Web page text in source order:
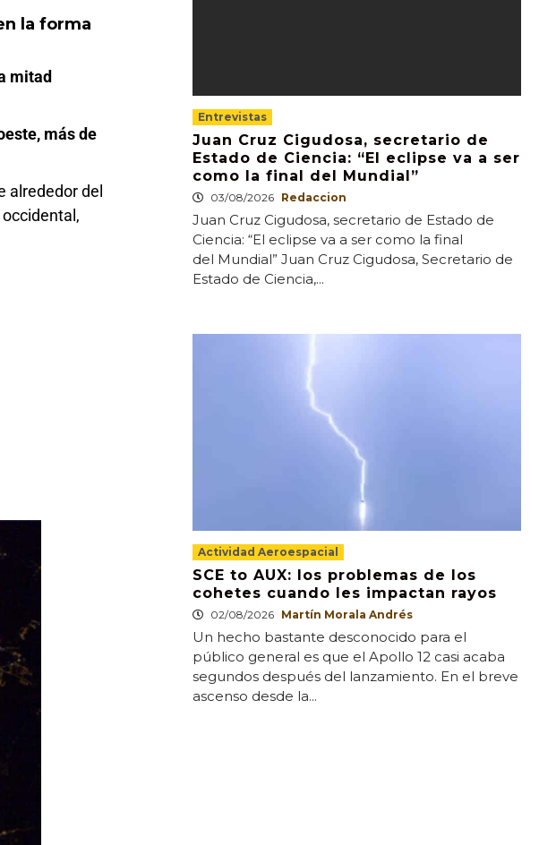
la forma
mitad
más de
alrededor del
Entrevistas
Juan Cruz Cigudosa, secretario de
Estado de Ciencia: “El eclipse va a ser
como la final del Mundial”
03/08/2026 Redaccion
Juan Cruz Cigudosa, secretario de Estado de
Ciencia: “El eclipse va a ser como la final
del Mundial” Juan Cruz Cigudosa, Secretario de
Estado de Ciencia,...
Actividad Aeroespacial
SCE to AUX: los problemas de los
cohetes cuando les impactan rayos
02/08/2026 Martín Morala Andrés
Un hecho bastante desconocido para el
público general es que el Apollo 12 casi acaba
segundos después del lanzamiento. En el breve
ascenso desde la...